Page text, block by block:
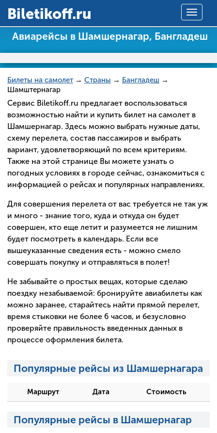
Toggle
Вiletikoff.ru
Авиарейсы в Шамшернагар, Бангладеш
Билеты на самолет → Страны → Бангладеш →
Шамштернагар
Сервис Biletikoff.ru предлагает воспользоваться
возможностью найти и купить билет на самолет в
Шамшернагар. Здесь можно выбрать нужные даты,
схему перелета, состав пассажиров и выбрать
вариант, удовлетворяющий по всем критериям.
Также на этой странице Вы можете узнать о
погодных условиях в городе сейчас, ознакомиться с
информацией о рейсах и популярных направлениях.
Для совершения перелета от вас требуется не так уж
и много - знание того, куда и откуда он будет
совершен, кто еще летит и разумеется не лишним
будет посмотреть в календарь. Если все
вышеуказанные сведения есть - можно смело
совершать покупку и отправляться в полет!
Не забывайте о простых вещах, которые сделаю
поездку незабываемой: бронируйте авиабилеты как
можно заранее, старайтесь найти прямой перелет,
время стыковки не более 6 часов, и безусловно
проверяйте правильность введенных данных в
процессе оформления билета.
Популярные рейсы из Шамшернагара
Маршрут Дата Стоимость
Популярные рейсы в Шамшернагар